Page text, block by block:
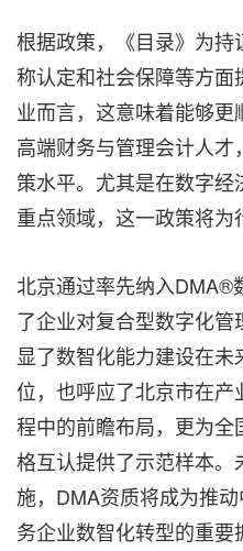
根据政策，《目录》为
称认定和社会保障等方
业而言，这意味着能够
高端财务与管理会计人
策水平。尤其是在数字
重点领域，这一政策将为
北京通过率先纳入DMA®
了企业对复合型数字化
显了数智化能力建设在
位，也呼应了北京市在
程中的前瞻布局，更为
格互认提供了示范样本
施，DMA资质将成为推
务企业数智化转型的重